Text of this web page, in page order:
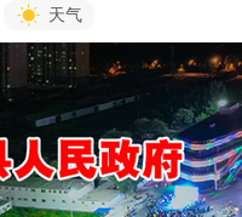
天气